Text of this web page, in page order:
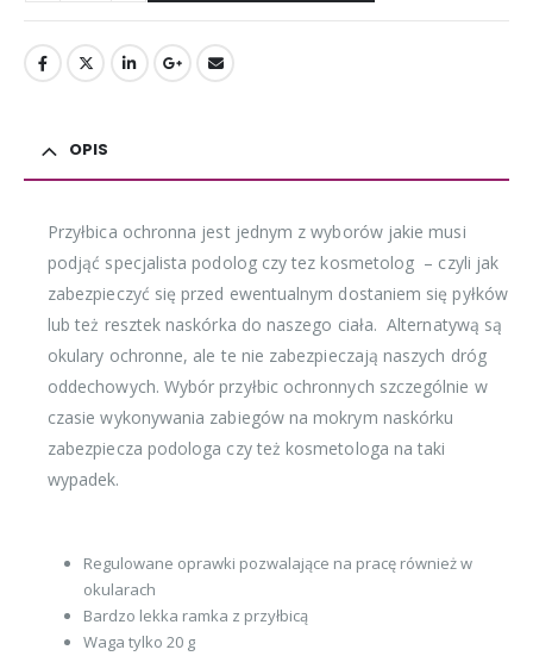
OPIS
Przyłbica ochronna jest jednym z wyborów jakie musi
podjąć specjalista podolog czy tez kosmetolog – czyli jak
zabezpieczyć się przed ewentualnym dostaniem się pyłków
lub też resztek naskórka do naszego ciała. Alternatywą są
okulary ochronne, ale te nie zabezpieczają naszych dróg
oddechowych. Wybór przyłbic ochronnych szczególnie w
czasie wykonywania zabiegów na mokrym naskórku
zabezpiecza podologa czy też kosmetologa na taki
wypadek.
Regulowane oprawki pozwalające na pracę również w
okularach
Bardzo lekka ramka z przyłbicą
Waga tylko 20 g